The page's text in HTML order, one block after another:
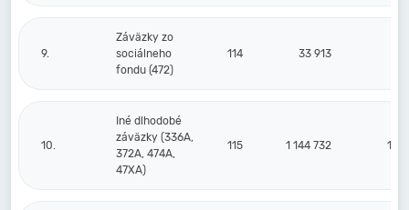
9.
Záväzky zo
sociálneho
fondu (472)
114 33 913
10.
Iné dlhodobé
záväzky (336A,
372A, 474A,
47XA)
115 1 144 732 1